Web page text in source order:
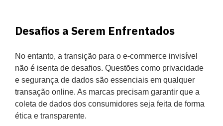
Desafios a Serem Enfrentados
No entanto, a transição para o e-commerce invisível
não é isenta de desafios. Questões como privacidade
e segurança de dados são essenciais em qualquer
transação online. As marcas precisam garantir que a
coleta de dados dos consumidores seja feita de forma
ética e transparente.